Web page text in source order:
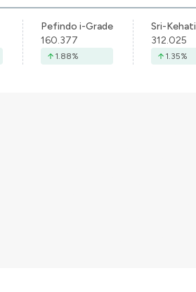
Pefindo i-Grade
160.377
1.88%
Sri-Kehati
312.025
1.35%